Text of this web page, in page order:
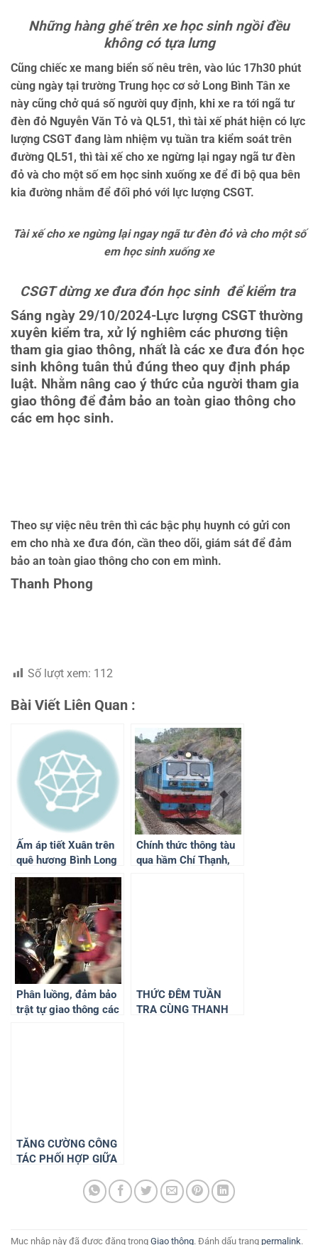
Những hàng ghế trên xe học sinh ngồi đều
không có tựa lưng
Cũng chiếc xe mang biển số nêu trên, vào lúc 17h30 phút
cùng ngày tại trường Trung học cơ sở Long Bình Tân xe
này cũng chở quá số người quy định, khi xe ra tới ngã tư
đèn đỏ Nguyễn Văn Tỏ và QL51, thì tài xế phát hiện có lực
lượng CSGT đang làm nhiệm vụ tuần tra kiểm soát trên
đường QL51, thì tài xế cho xe ngừng lại ngay ngã tư đèn
đỏ và cho một số em học sinh xuống xe để đi bộ qua bên
kia đường nhằm để đối phó với lực lượng CSGT.
Tài xế cho xe ngừng lại ngay ngã tư đèn đỏ và cho một số
em học sinh xuống xe
CSGT dừng xe đưa đón học sinh để kiểm tra
Sáng ngày 29/10/2024-Lực lượng CSGT thường
xuyên kiểm tra, xử lý nghiêm các phương tiện
tham gia giao thông, nhất là các xe đưa đón học
sinh không tuân thủ đúng theo quy định pháp
luật. Nhằm nâng cao ý thức của người tham gia
giao thông để đảm bảo an toàn giao thông cho
các em học sinh.
Theo sự việc nêu trên thì các bậc phụ huynh có gửi con
em cho nhà xe đưa đón, cần theo dõi, giám sát để đảm
bảo an toàn giao thông cho con em mình.
Thanh Phong
Số lượt xem: 112
Bài Viết Liên Quan :
Ấm áp tiết Xuân trên
quê hương Bình Long
Chính thức thông tàu
qua hầm Chí Thạnh,
Phân luồng, đảm bảo
trật tự giao thông các
THỨC ĐÊM TUẦN
TRA CÙNG THANH
TĂNG CƯỜNG CÔNG
TÁC PHỐI HỢP GIỮA
CÔNG AN QUẬN
HUYỆN, TP. THỦ ĐỨC
Mục nhập này đã được đăng trong Giao thông. Đánh dấu trang permalink.